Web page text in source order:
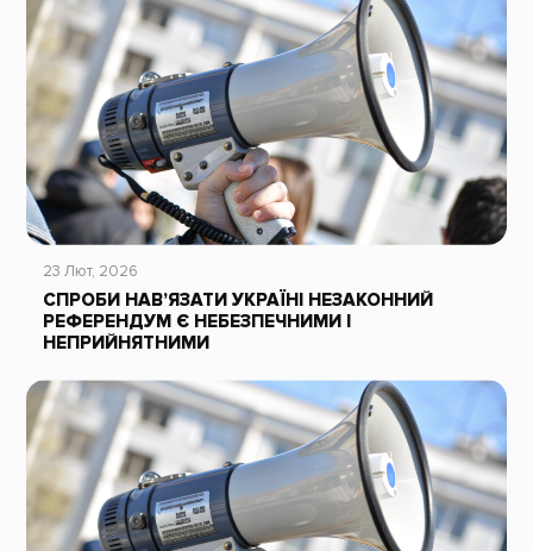
23 Лют, 2026
СПРОБИ НАВ’ЯЗАТИ УКРАЇНІ НЕЗАКОННИЙ
РЕФЕРЕНДУМ Є НЕБЕЗПЕЧНИМИ І
НЕПРИЙНЯТНИМИ